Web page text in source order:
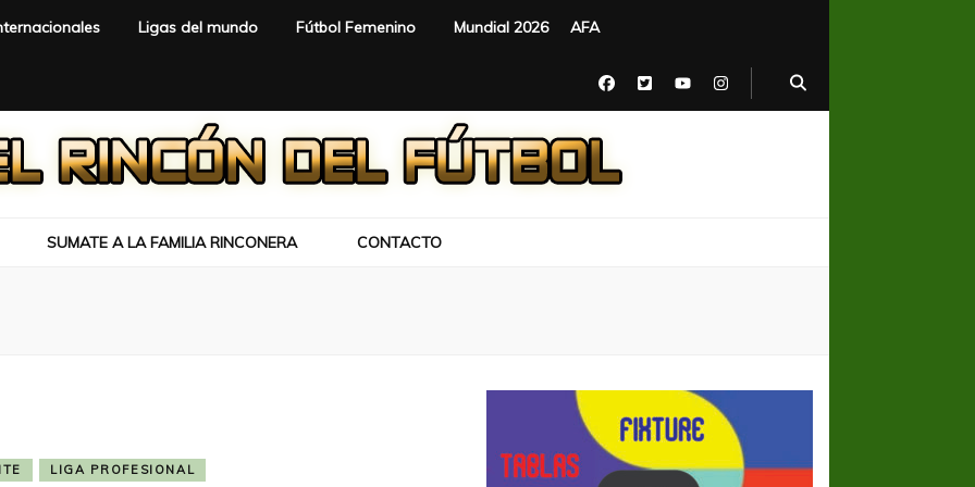
Ligas del mundo Fútbol Femenino Mundial 2026 AFA
SUMATE A LA FAMILIA RINCONERA CONTACTO
LIGA PROFESIONAL